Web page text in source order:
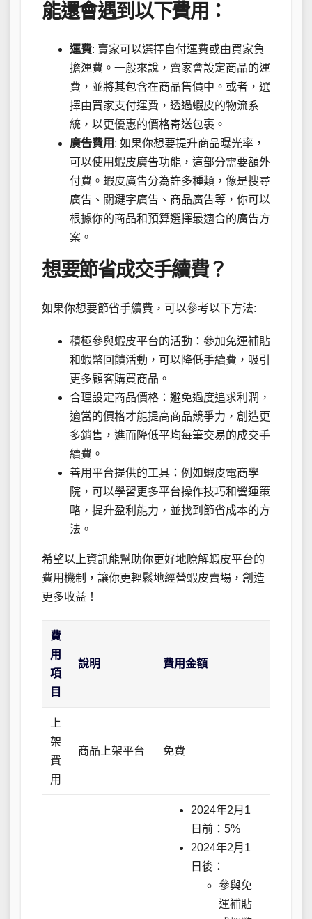
能還會遇到以下費用：
運費: 賣家可以選擇自付運費或由買家負
擔運費。一般來說，賣家會設定商品的運
費，並將其包含在商品售價中。或者，選
擇由買家支付運費，透過蝦皮的物流系
統，以更優惠的價格寄送包裹。
廣告費用 : 如果你想要提升商品曝光率，
可以使用蝦皮廣告功能，這部分需要額外
付費。蝦皮廣告分為許多種類，像是搜尋
廣告、關鍵字廣告、商品廣告等，你可以
根據你的商品和預算選擇最適合的廣告方
案。
想要節省成交手續費？
如果你想要節省手續費，可以參考以下方法:
積極參與蝦皮平台的活動：參加免運補貼
和蝦幣回饋活動，可以降低手續費，吸引
更多顧客購買商品。
合理設定商品價格：避免過度追求利潤，
適當的價格才能提高商品競爭力，創造更
多銷售，進而降低平均每筆交易的成交手
續費。
善用平台提供的工具：例如蝦皮電商學
院，可以學習更多平台操作技巧和營運策
略，提升盈利能力，並找到節省成本的方
法。
希望以上資訊能幫助你更好地瞭解蝦皮平台的
費用機制，讓你更輕鬆地經營蝦皮賣場，創造
更多收益！
費
用
項
目
說明 費用金額
上
架
費
用
商品上架平台 免費
2024年2月1
日前：5%
2024年2月1
日後：
參與免
運補貼